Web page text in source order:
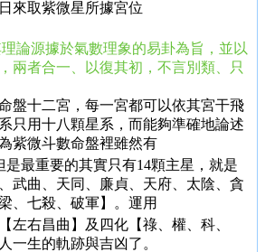
來取紫微星所據宮位
論源據於氣數理象的易卦為旨，並以
兩者合一、以復其初，不言別類、只
十二宮，每一宮都可以依其宮干飛
只用十八顆星系，而能夠準確地論述
紫微斗數命盤裡雖然有
最重要的其實只有14顆主星，就是
武曲、天同、廉貞、天府、太陰、貪
、七殺、破軍】。運用
右昌曲】及四化【祿、權、科、
一生的軌跡與吉凶了。